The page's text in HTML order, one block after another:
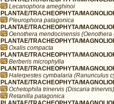
Lecanophora ameghinoi
PLANTAE/TRACHEOPHYTA/
Pleurophora patagonica
PLANTAE/TRACHEOPHYTA/
Oenothera mendocinensis (Oenothera
PLANTAE/TRACHEOPHYTA/
Oxalis compacta
PLANTAE/TRACHEOPHYTA/
Berberis microphylla
PLANTAE/TRACHEOPHYTA/
Halerpestes cymbalaria (Ranunculus
PLANTAE/TRACHEOPHYTA/
Ochetophila trinervis (Discaria trinervis)
Retanilla patagonica